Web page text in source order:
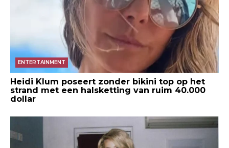
ENTERTAINMENT
Heidi Klum poseert zonder bikini top op het
strand met een halsketting van ruim 40.000
dollar